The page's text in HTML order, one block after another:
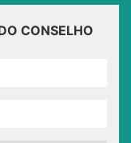
CONSELHO